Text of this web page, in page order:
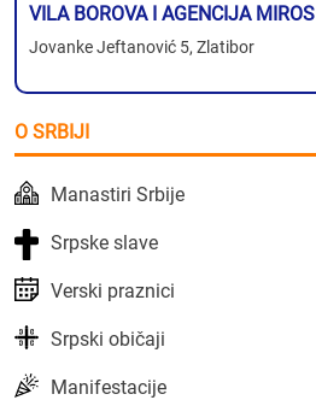
VILA BOROVA I AGENCIJA MIROS
Jovanke Jeftanović 5, Zlatibor
O SRBIJI
Manastiri Srbije
Srpske slave
Verski praznici
Srpski običaji
Manifestacije